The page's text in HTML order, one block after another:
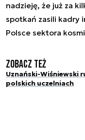
nadzieję, że już za
spotkań zasili kadry
Polsce sektora
Zobacz też
Uznański-Wiśniewski
polskich uczelniach